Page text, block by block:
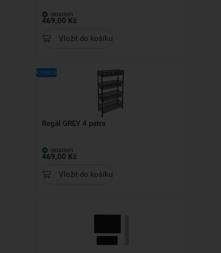
skladem
469,00 Kč
Vložit do košíku
Kolekce
Regál GREY 4 patra
skladem
469,00 Kč
Vložit do košíku